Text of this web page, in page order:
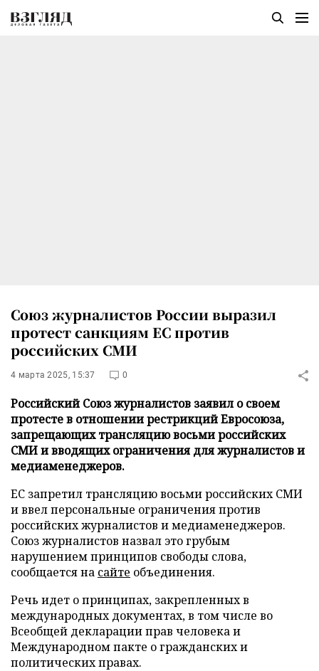
Союз журналистов России выразил
протест санкциям ЕС против
российских СМИ
4 марта 2025, 15:37 0
Российский Союз журналистов заявил о своем
протесте в отношении рестрикций Евросоюза,
запрещающих трансляцию восьми российских
СМИ и вводящих ограничения для журналистов и
медиаменеджеров.
ЕС запретил трансляцию восьми российских СМИ
и ввел персональные ограничения против
российских журналистов и медиаменеджеров.
Союз журналистов назвал это грубым
нарушением принципов свободы слова,
сообщается на сайте объединения.
Речь идет о принципах, закрепленных в
международных документах, в том числе во
Всеобщей декларации прав человека и
Международном пакте о гражданских и
политических правах.